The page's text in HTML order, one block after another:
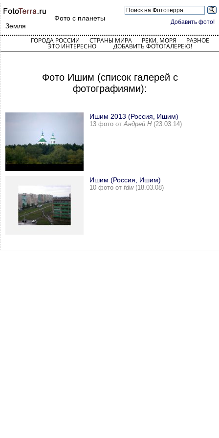
Добавить фото!
Фото с планеты
Земля
ГОРОДА РОССИИ СТРАНЫ МИРА РЕКИ, МОРЯ РАЗНОЕ
ЭТО ИНТЕРЕСНО ДОБАВИТЬ ФОТОГАЛЕРЕЮ!
Фото Ишим (список галерей с
фотографиями):
Ишим 2013 (Россия, Ишим)
13 фото отАндрей Н(23.03.14)
Ишим (Россия, Ишим)
10 фото от fdw(18.03.08)